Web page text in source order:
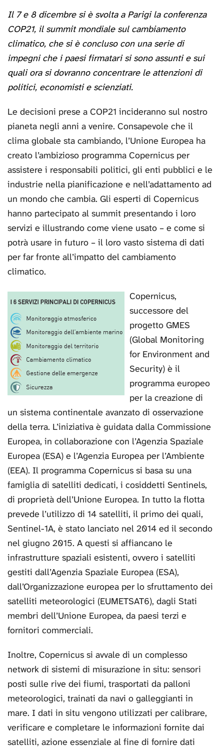
Il 7 e 8 dicembre si è svolta a Parigi la conferenza
COP21, il summit mondiale sul cambiamento
climatico, che si è concluso con una serie di
impegni che i paesi firmatari si sono assunti e sui
quali ora si dovranno concentrare le attenzioni di
politici, economisti e scienziati.
Le decisioni prese a COP21 incideranno sul nostro
pianeta negli anni a venire. Consapevole che il
clima globale sta cambiando, l’Unione Europea ha
creato l’ambizioso programma Copernicus per
assistere i responsabili politici, gli enti pubblici e le
industrie nella pianificazione e nell’adattamento ad
un mondo che cambia. Gli esperti di Copernicus
hanno partecipato al summit presentando i loro
servizi e illustrando come viene usato – e come si
potrà usare in futuro – il loro vasto sistema di dati
per far fronte all’impatto del cambiamento
climatico.
Copernicus,
successore del
progetto GMES
(Global Monitoring
for Environment and
Security) è il
programma europeo
per la creazione di
un sistema continentale avanzato di osservazione
della terra. L’iniziativa è guidata dalla Commissione
Europea, in collaborazione con l’Agenzia Spaziale
Europea (ESA) e l’Agenzia Europea per l’Ambiente
(EEA). Il programma Copernicus si basa su una
famiglia di satelliti dedicati, i cosiddetti Sentinels,
di proprietà dell’Unione Europea. In tutto la flotta
prevede l’utilizzo di 14 satelliti, il primo dei quali,
Sentinel-1A, è stato lanciato nel 2014 ed il secondo
nel giugno 2015. A questi si affiancano le
infrastrutture spaziali esistenti, ovvero i satelliti
gestiti dall’Agenzia Spaziale Europea (ESA),
dall’Organizzazione europea per lo sfruttamento dei
satelliti meteorologici (EUMETSAT6), dagli Stati
membri dell’Unione Europea, da paesi terzi e
fornitori commerciali.
Inoltre, Copernicus si avvale di un complesso
network di sistemi di misurazione in situ: sensori
posti sulle rive dei fiumi, trasportati da palloni
meteorologici, trainati da navi o galleggianti in
mare. I dati in situ vengono utilizzati per calibrare,
verificare e completare le informazioni fornite dai
satelliti, azione essenziale al fine di fornire dati